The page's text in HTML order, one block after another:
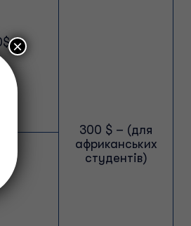
300 $ – (для
африканських
студентів)
×